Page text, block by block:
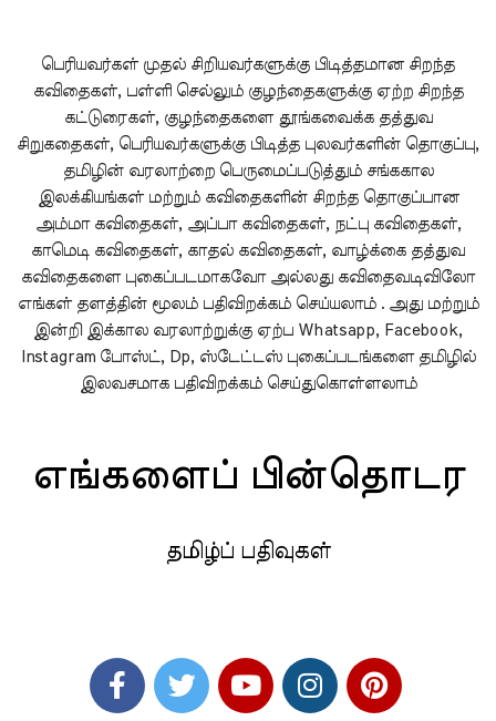
பெரியவர்கள் முதல் சிறியவர்களுக்கு பிடித்தமான சிறந்த
கவிதைகள், பள்ளி செல்லும் குழந்தைகளுக்கு ஏற்ற சிறந்த
கட்டுரைகள், குழந்தைகளை தூங்கவைக்க தத்துவ
சிறுகதைகள், பெரியவர்களுக்கு பிடித்த புலவர்களின் தொகுப்பு,
தமிழின் வரலாற்றை பெருமைப்படுத்தும் சங்ககால
இலக்கியங்கள் மற்றும் கவிதைகளின் சிறந்த தொகுப்பான
அம்மா கவிதைகள், அப்பா கவிதைகள், நட்பு கவிதைகள்,
காமெடி கவிதைகள், காதல் கவிதைகள், வாழ்க்கை தத்துவ
கவிதைகளை புகைப்படமாகவோ அல்லது கவிதைவடிவிலோ
எங்கள் தளத்தின் மூலம் பதிவிறக்கம் செய்யலாம் . அது மற்றும்
இன்றி இக்கால வரலாற்றுக்கு ஏற்ப Whatsapp, Facebook,
Instagram போஸ்ட், Dp, ஸ்டேட்டஸ் புகைப்படங்களை தமிழில்
இலவசமாக பதிவிறக்கம் செய்துகொள்ளலாம்
எங்களைப் பின்தொடர
தமிழ்ப் பதிவுகள்